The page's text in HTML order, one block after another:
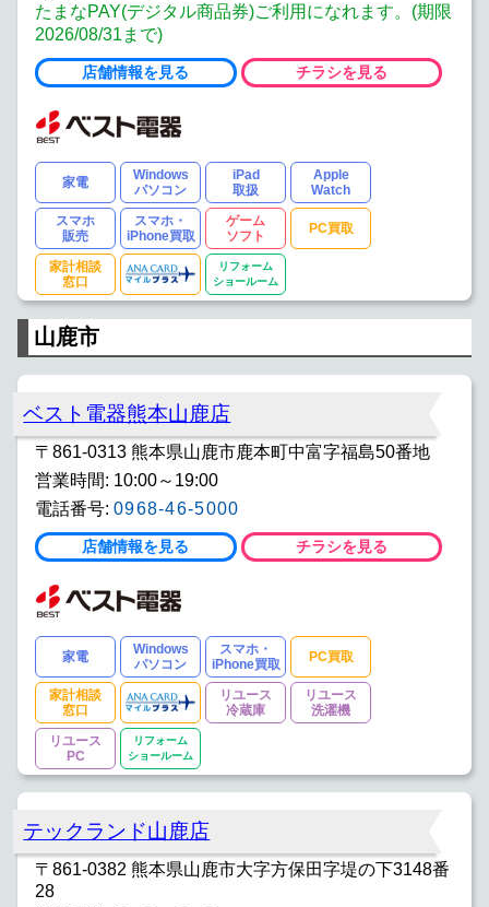
たまなPAY(デジタル商品券)ご利用になれます。(期限
2026/08/31まで)
店舗情報を見る チラシを見る
家電
Windows
パソコン
iPad
取扱
Apple
Watch
スマホ
販売
スマホ・
iPhone買取
ゲーム
ソフト
PC買取
家計相談
窓口
リフォーム
ショールーム
山鹿市
ベスト電器熊本山鹿店
〒861-0313 熊本県山鹿市鹿本町中富字福島50番地
営業時間: 10:00～19:00
電話番号: 0968-46-5000
店舗情報を見る チラシを見る
家電
Windows
パソコン
スマホ・
iPhone買取
PC買取
家計相談
窓口
リユース
冷蔵庫
リユース
洗濯機
リユース
PC
リフォーム
ショールーム
テックランド山鹿店
〒861-0382 熊本県山鹿市大字方保田字堤の下3148番
28